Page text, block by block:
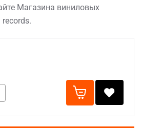
Магазина виниловых